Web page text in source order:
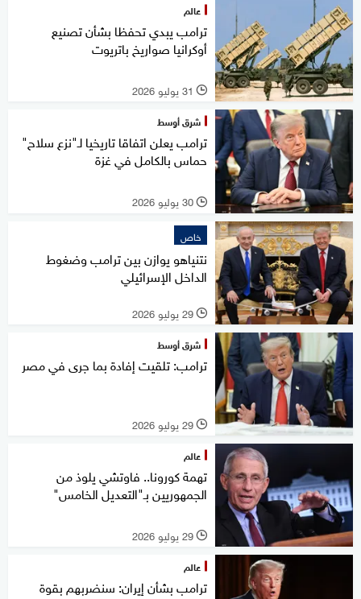
عالم
ترامب يبدي تحفظا بشأن تصنيع
أوكرانيا صواريخ باتريوت
l 31 يوليو 2026
شرق أوسط
ترامب يعلن اتفاقا تاريخيا لـ"نزع سلاح"
حماس بالكامل في غزة
l 30 يوليو 2026
خاص
نتنياهو يوازن بين ترامب وضغوط
الداخل الإسرائيلي
l 29 يوليو 2026
شرق أوسط
ترامب: تلقيت إفادة بما جرى في مصر
l 29 يوليو 2026
عالم
تهمة كورونا.. فاوتشي يلوذ من
الجمهوريين بـ"التعديل الخامس"
l 29 يوليو 2026
عالم
ترامب بشأن إيران: سنضربهم بقوة